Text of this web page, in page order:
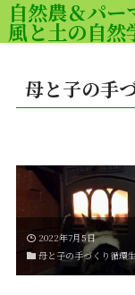
自然農＆パ
風と土の自然
母と子の手
2022年7月5日
母と子の手づくり循環